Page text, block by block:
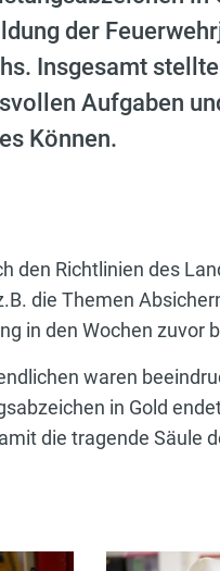
der
Insgesamt
Aufgaben
Können.
den Richtlinien des
die Themen
in den Wochen zuvor
waren
in Gold
die tragende Säule